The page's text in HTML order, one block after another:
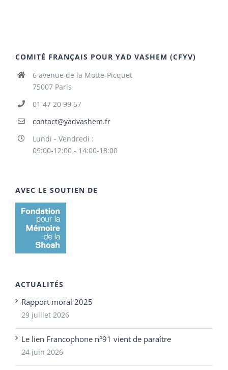
COMITÉ FRANÇAIS POUR YAD VASHEM (CFYV)
6 avenue de la Motte-Picquet
75007 Paris
01 47 20 99 57
contact@yadvashem.fr
Lundi - Vendredi :
09:00-12:00 - 14:00-18:00
AVEC LE SOUTIEN DE
ACTUALITÉS
Rapport moral 2025
29 juillet 2026
Le lien Francophone n°91 vient de paraître
24 juin 2026